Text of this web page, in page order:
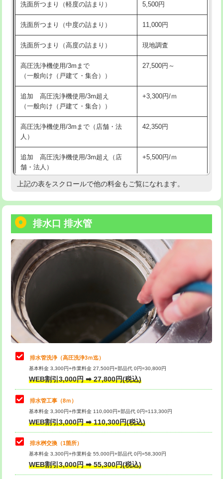
モルタル補修（厚さ10㎝超え） 38,500円
洗面台設置 38,500円
バスタブ設置 現場見積
追加人工 16,500円
廃棄・処分
※給水管工事は20mmまでの価格です。
持込商品取付（混合水栓） 16,500円
持込商品取付（浄水器・分岐水栓） 16,500円
給水管工事※（ホール加工) 16,500円
給水管工事※（バンド止め)
給水管工事※（支持金具設置) 5,500円
給水管工事※（保温材使用（バンド止
め込み）)
5,500円
給水管工事※（土の掘削・埋め戻し作
業)
11,000円
給水管工事※（塩ビ管（VP・HI）使
用/3ｍまで)
用（追加）/3ｍ超え)
給水管工事※（ライニング鋼管・銅
管・ポリ管・HT管使用/3ｍまで)
44,000円
給水管工事※（ライニング鋼管・銅
管・ポリ管・HT管使用/3ｍ超え)
+8,800円
排水管工事（土の掘削・埋め戻し作
業）
11,000円~
排水管工事（排水管工事/3ｍまで） 55,000円
排水管工事（追加 排水管工事/3ｍ超
え）
マス交換（土の掘削・埋め戻し作業）
マス交換（深さ50㎝未満）
マス交換（深さ50㎝以上） 66,000円
コンクリート斫り（厚さ10㎝まで）
コンクリート斫り（厚さ10㎝超え）
洗面所つまり（軽度の詰まり） 5,500円
洗面所つまり（中度の詰まり） 11,000円
洗面所つまり（高度の詰まり） 現地調査
高圧洗浄機使用/3mまで
（一般向け（戸建て・集合））
27,500円～
追加 高圧洗浄機使用/3m超え
（一般向け（戸建て・集合））
+3,300円/ｍ
高圧洗浄機使用/3mまで（店舗・法
人）
42,350円
追加 高圧洗浄機使用/3m超え（店
舗・法人）
+5,500円/ｍ
高度高圧洗浄換 現地調査
トーラー機使用/3mまで
追加トーラー機使用/3m超え +3,300円
カメラ調査 33,000円
桝清掃 8,800円
止水・漏水調査・防水処理・清掃・修
理・調整・分解・加工など（軽作業）
11,000円
止水・漏水調査・防水処理・清掃・修
理・調整・分解・加工など（中作業）
22,000円
止水・漏水調査・防水処理・清掃・修
理・調整・分解・加工など（重作業）
33,000円
その他部品の脱着
交換・取付（タンク） 22,000円+材料費
交換・取付(単水栓（壁付・デッキ
式）)
交換・取付(混合水栓（壁付・デッキ
16,500円+材料費
上記の表をスクロールで他の料金もご覧になれます。
排水口 排水管
排水管洗浄（高圧洗浄3ｍ迄）
基本料金 3,300円+作業料金 27,500円+部品代 0円=30,800円
WEB割引3,000円 ➡ 27,800円(税込)
排水管工事（8ｍ）
基本料金 3,300円+作業料金 110,000円+部品代 0円=113,300円
WEB割引3,000円 ➡ 110,300円(税込)
排水桝交換（1箇所）
基本料金 3,300円+作業料金 55,000円+部品代 0円=58,300円
WEB割引3,000円 ➡ 55,300円(税込)